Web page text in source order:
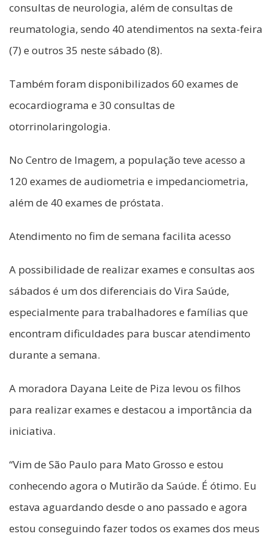
consultas de neurologia, além de consultas de
reumatologia, sendo 40 atendimentos na sexta-feira
(7) e outros 35 neste sábado (8).
Também foram disponibilizados 60 exames de
ecocardiograma e 30 consultas de
otorrinolaringologia.
No Centro de Imagem, a população teve acesso a
120 exames de audiometria e impedanciometria,
além de 40 exames de próstata.
Atendimento no fim de semana facilita acesso
A possibilidade de realizar exames e consultas aos
sábados é um dos diferenciais do Vira Saúde,
especialmente para trabalhadores e famílias que
encontram dificuldades para buscar atendimento
durante a semana.
A moradora Dayana Leite de Piza levou os filhos
para realizar exames e destacou a importância da
iniciativa.
“Vim de São Paulo para Mato Grosso e estou
conhecendo agora o Mutirão da Saúde. É ótimo. Eu
estava aguardando desde o ano passado e agora
estou conseguindo fazer todos os exames dos meus